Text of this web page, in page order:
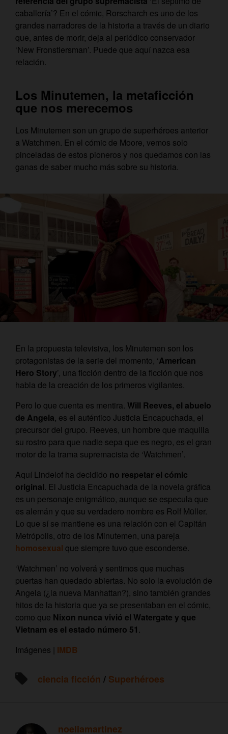
caballería’? En el cómic, Rorscharch es uno de los
grandes narradores de la historia a través de un diario
que, antes de morir, deja al periódico conservador
‘New Fronstiersman’. Puede que aquí nazca esa
relación.
Los Minutemen, la metaficción
que nos merecemos
Los Minutemen son un grupo de superhéroes anterior
a Watchmen. En el cómic de Moore, vemos solo
pinceladas de estos pioneros y nos quedamos con las
ganas de saber mucho más sobre su historia.
En la propuesta televisiva, los Minutemen son los
protagonistas de la serie del momento, ‘American
Hero Story’, una ficción dentro de la ficción que nos
habla de la creación de los primeros vigilantes.
Pero lo que cuenta es mentira. Will Reeves, el abuelo
de Angela, es el auténtico Justicia Encapuchada, el
precursor del grupo. Reeves, un hombre que maquilla
su rostro para que nadie sepa que es negro, es el gran
motor de la trama supremacista de ‘Watchmen’.
Aquí Lindelof ha decidido no respetar el cómic
original. El Justicia Encapuchada de la novela gráfica
es un personaje enigmático, aunque se especula que
es alemán y que su verdadero nombre es Rolf Müller.
Lo que sí se mantiene es una relación con el Capitán
Metrópolis, otro de los Minutemen, una pareja
homosexual que siempre tuvo que esconderse.
‘Watchmen’ no volverá y sentimos que muchas
puertas han quedado abiertas. No solo la evolución de
Angela (¿la nueva Manhattan?), sino también grandes
hitos de la historia que ya se presentaban en el cómic,
como que Nixon nunca vivió el Watergate y que
Vietnam es el estado número 51 .
Imágenes | IMDB
ciencia ficción / Superhéroes
noeliamartinez